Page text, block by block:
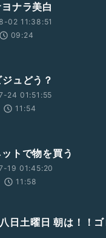
ナラ美白
02 11:38:51
09:24
ュどう？
24 01:51:55
11:54
トで物を買う
19 01:45:20
11:58
日土曜日 朝は！！ゴ